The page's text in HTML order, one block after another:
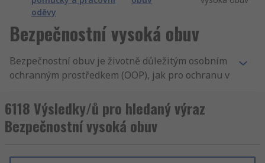
oděvy
Bezpečnostní vysoká obuv
Bezpečnostní obuv je životně důležitým osobním
ochranným prostředkem (OOP), jak pro ochranu v
nárazy. Ať už manipulujete s těžkými předměty,
nebo pracujete s chemikáliemi, vhodná ochrana
nohou je standardním požadavkem v mnoha
6118 Výsledky/ů pro hledaný výraz
Bezpečnostní vysoká obuv